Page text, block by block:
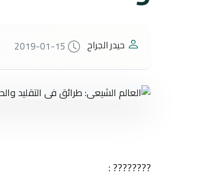
حيدر الجراح 2019-01-15
???????? :